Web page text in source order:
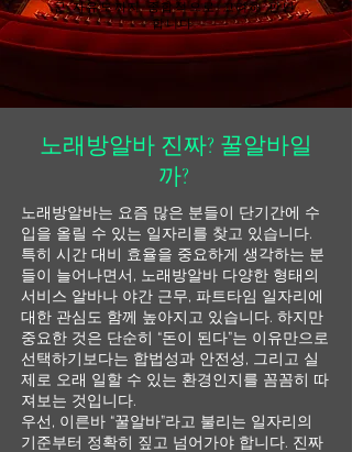
근 자유도까지 종합적으로 고려해 판단
합니다.
노래방알바 진짜? 꿀알바일
까?
노래방알바는 요즘 많은 분들이 단기간에 수
입을 올릴 수 있는 일자리를 찾고 있습니다.
특히 시간 대비 효율을 중요하게 생각하는 분
들이 늘어나면서, 노래방알바 다양한 형태의
서비스 알바나 야간 근무, 파트타임 일자리에
대한 관심도 함께 높아지고 있습니다. 하지만
중요한 것은 단순히 “돈이 된다”는 이유만으로
선택하기보다는 합법성과 안전성, 그리고 실
제로 오래 일할 수 있는 환경인지를 꼼꼼히 따
져보는 것입니다.
우선, 이른바 “꿀알바”라고 불리는 일자리의
기준부터 정확히 짚고 넘어가야 합니다. 진짜